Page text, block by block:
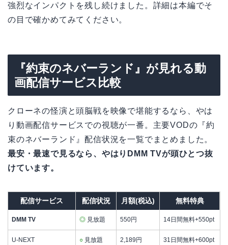
強烈なインパクトを残し続けました。詳細は本編でそ
の目で確かめてみてください。
『約束のネバーランド』が見れる動
画配信サービス比較
クローネの怪演と頭脳戦を映像で堪能するなら、やは
り動画配信サービスでの視聴が一番。主要VODの『約
束のネバーランド』配信状況を一覧でまとめました。
最安・最速で見るなら、やはりDMM TVが頭ひとつ抜
けています。
配信サービス 配信状況 月額(税込) 無料特典
DMM TV ◎ 見放題 550円 14日間無料+550pt
U-NEXT ○ 見放題 2,189円 31日間無料+600pt